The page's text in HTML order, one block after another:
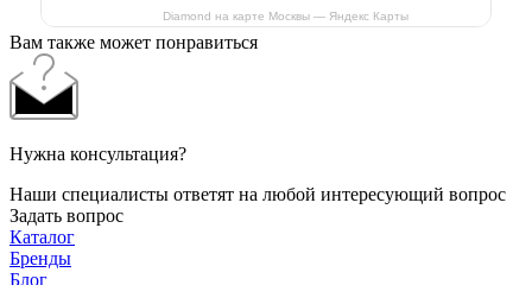
Diamond на карте Москвы — Яндекс Карты
Вам также может понравиться
Нужна консультация?
Наши специалисты ответят на любой интересующий вопрос
Задать вопрос
Каталог
Бренды
Блог